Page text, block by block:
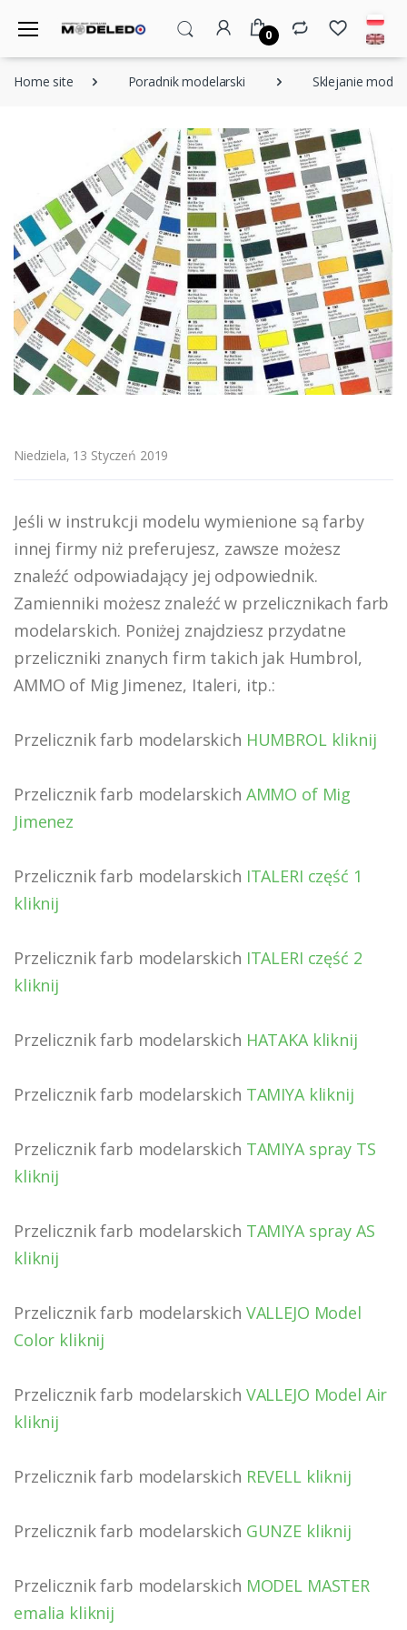
0
Home site Poradnik modelarski Sklejanie modeli
Niedziela, 13 Styczeń 2019
Jeśli w instrukcji modelu wymienione są farby
innej firmy niż preferujesz, zawsze możesz
znaleźć odpowiadający jej odpowiednik.
Zamienniki możesz znaleźć w przelicznikach farb
modelarskich. Poniżej znajdziesz przydatne
przeliczniki znanych firm takich jak Humbrol,
AMMO of Mig Jimenez, Italeri, itp.:
Przelicznik farb modelarskich HUMBROL kliknij
Przelicznik farb modelarskich AMMO of Mig
Jimenez
Przelicznik farb modelarskich ITALERI część 1
kliknij
Przelicznik farb modelarskich ITALERI część 2
kliknij
Przelicznik farb modelarskich HATAKA kliknij
Przelicznik farb modelarskich TAMIYA kliknij
Przelicznik farb modelarskich TAMIYA spray TS
kliknij
Przelicznik farb modelarskich TAMIYA spray AS
kliknij
Przelicznik farb modelarskich VALLEJO Model
Color kliknij
Przelicznik farb modelarskich VALLEJO Model Air
kliknij
Przelicznik farb modelarskich REVELL kliknij
Przelicznik farb modelarskich GUNZE kliknij
Przelicznik farb modelarskich MODEL MASTER
emalia kliknij